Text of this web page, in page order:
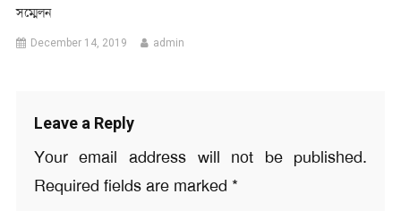
সম্মেলন
December 14, 2019 admin
Leave a Reply
Your email address will not be published.
Required fields are marked *